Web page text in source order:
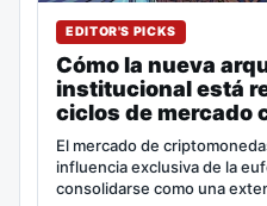
EDITOR'S PICKS
Cómo la nueva
institucional está
ciclos de mercado
El mercado de
influencia exclusiva de la
consolidarse como una